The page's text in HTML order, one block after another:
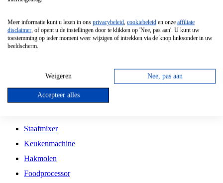
Vrijstaande Magnetron
Vrijstaande Kookplaat
Inbouw Gaskookplaat
Inbouw Keramische Kookplaat
Kookplaat Accessoires
Staafmixer
Keukenmachine
Hakmolen
Foodprocessor
Meer informatie kunt u lezen in ons privacybeleid, cookiebeleid en onze affiliate
disclaimer, of opent u de instellingen door te klikken op 'Nee, pas aan'. U kunt uw
toestemming op ieder moment weer wijzigen of intrekken via de knop linksonder in uw
beeldscherm.
Weigeren Nee, pas aan
Accepteer alles